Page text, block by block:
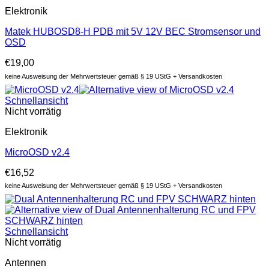
Elektronik
Matek HUBOSD8-H PDB mit 5V 12V BEC Stromsensor und
OSD
€19,00
keine Ausweisung der Mehrwertsteuer gemäß § 19 UStG + Versandkosten
Schnellansicht
Nicht vorrätig
Elektronik
MicroOSD v2.4
€16,52
keine Ausweisung der Mehrwertsteuer gemäß § 19 UStG + Versandkosten
Schnellansicht
Nicht vorrätig
Antennen